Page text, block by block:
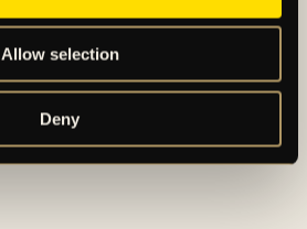
Allow selection
Deny